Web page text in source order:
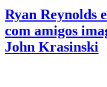
Ryan Reynolds
com amigos
John Krasinski